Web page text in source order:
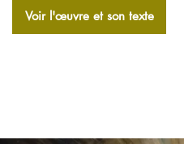
Voir l'​œuvre et son texte